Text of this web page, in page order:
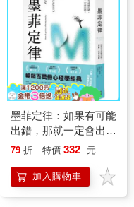
墨菲定律：如果有可能
出錯，那就一定會出
錯！（令人深思的行為
心理效應！暢銷百萬冊
的日常行為心理指南）
79 折 特價 332 元
加入購物車